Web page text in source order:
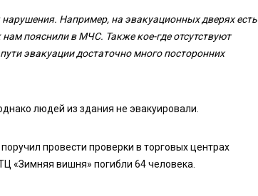
Например, на эвакуационных дверях есть
пояснили в МЧС. Также кое-где отсутствуют
эвакуации достаточно много посторонних
людей из здания не эвакуировали.
провести проверки в торговых центрах
«Зимняя вишня» погибли 64 человека.